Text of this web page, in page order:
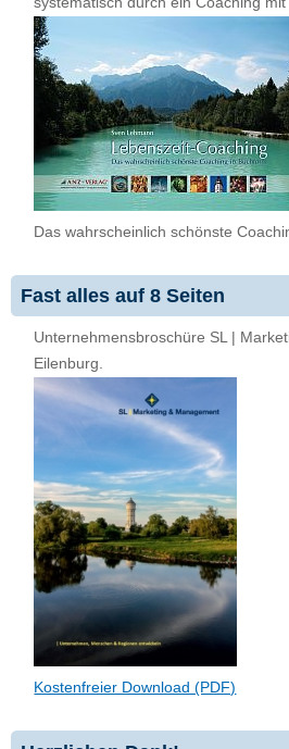
Das wahrscheinlich schönste
Fast alles auf 8 Seiten
Unternehmensbroschüre SL |
Eilenburg.
Kostenfreier Download (PDF)